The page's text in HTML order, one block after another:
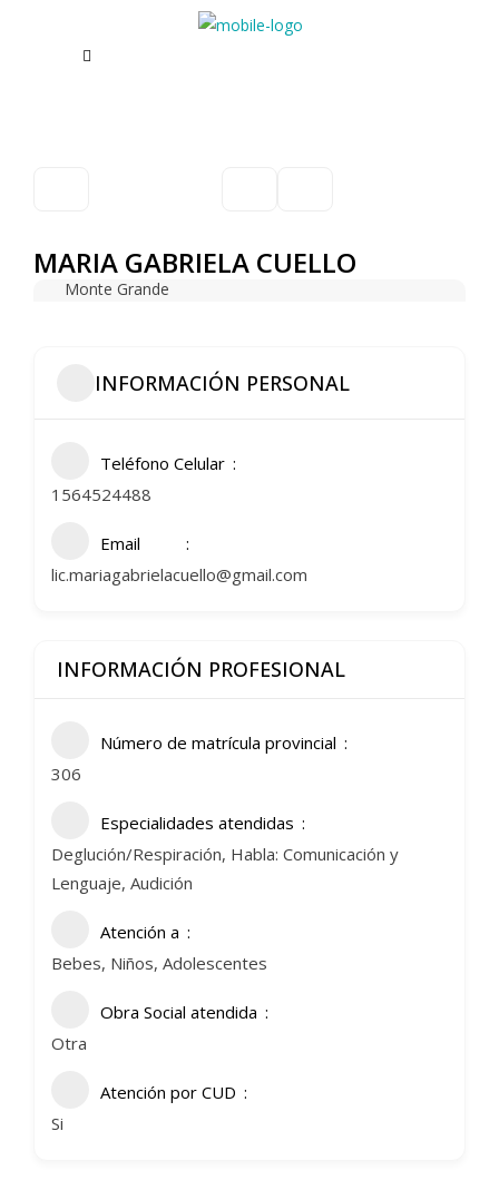
MARIA GABRIELA CUELLO
Monte Grande
INFORMACIÓN PERSONAL
Teléfono Celular
1564524488
Email
lic.mariagabrielacuello@gmail.com
INFORMACIÓN PROFESIONAL
Número de matrícula provincial
306
Especialidades atendidas
Deglución/Respiración, Habla: Comunicación y
Lenguaje, Audición
Atención a
Bebes, Niños, Adolescentes
Obra Social atendida
Otra
Atención por CUD
Si